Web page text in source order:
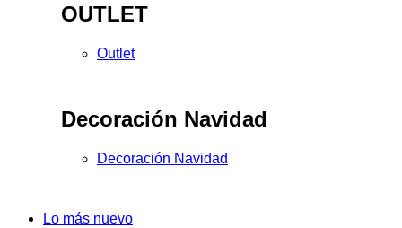
OUTLET
Outlet
Decoración Navidad
Decoración Navidad
Lo más nuevo